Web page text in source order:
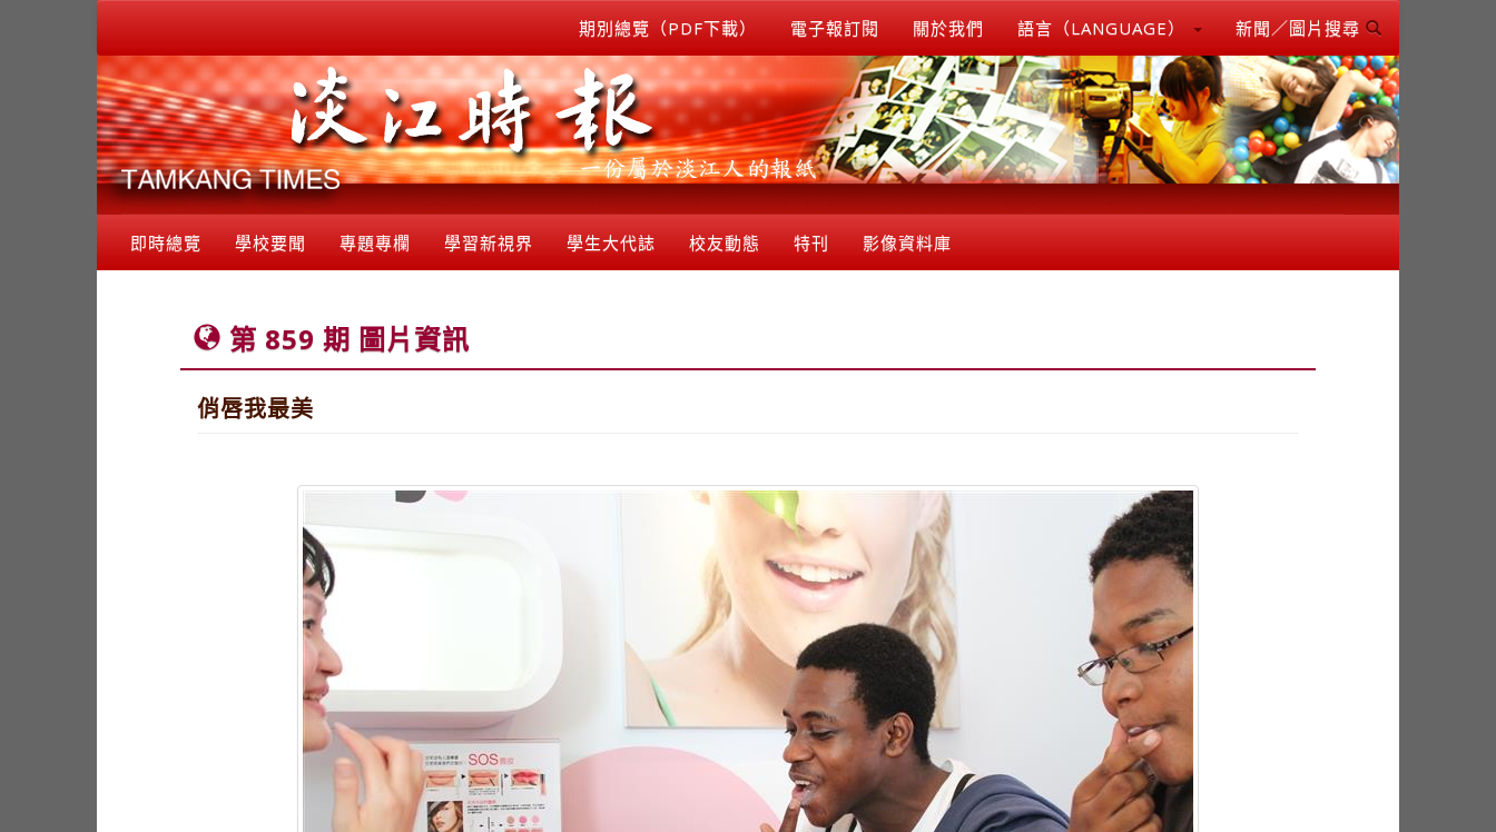
期別總覽（PDF下載） 電子報訂閱 關於我們 語言（LANGUAGE） 新聞／圖片搜尋
即時總覽 學校要聞 專題專欄 學習新視界 學生大代誌 校友動態 特刊 影像資料庫
第 859 期 圖片資訊
俏唇我最美